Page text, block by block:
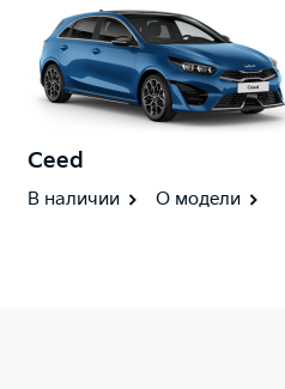
Ceed
В наличии О модели